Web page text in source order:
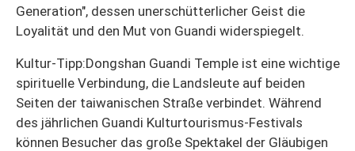
Generation", dessen unerschütterlicher Geist die
Loyalität und den Mut von Guandi widerspiegelt.
Kultur-Tipp:Dongshan Guandi Temple ist eine wichtige
spirituelle Verbindung, die Landsleute auf beiden
Seiten der taiwanischen Straße verbindet. Während
des jährlichen Guandi Kulturtourismus-Festivals
können Besucher das große Spektakel der Gläubigen